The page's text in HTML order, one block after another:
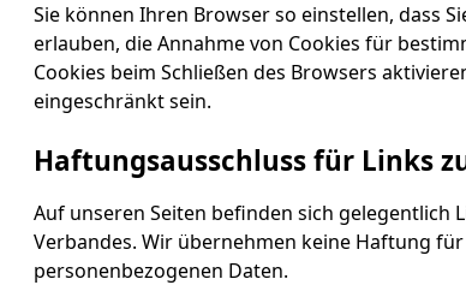
Sie können Ihren Browser so einstellen, dass
erlauben, die Annahme von Cookies für
Cookies beim Schließen des Browsers
eingeschränkt sein.
Haftungsausschluss für Links
Auf unseren Seiten befinden sich gelegentlich
Verbandes. Wir übernehmen keine Haftung
personenbezogenen Daten.